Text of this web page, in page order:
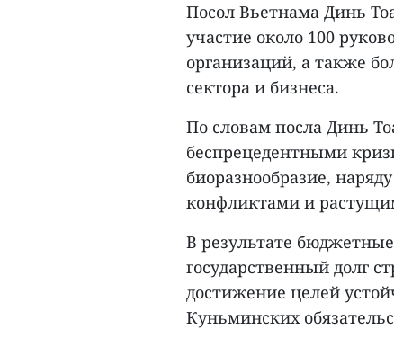
Посол Вьетнама Динь
участие около 100
организаций, а также
сектора и бизнеса.
По словам посла Динь
беспрецедентными
биоразнообразие,
конфликтами и
В результате
государственный долг
достижение целей
Куньминских